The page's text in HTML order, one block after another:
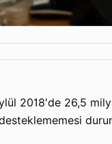
2018'de 26,5